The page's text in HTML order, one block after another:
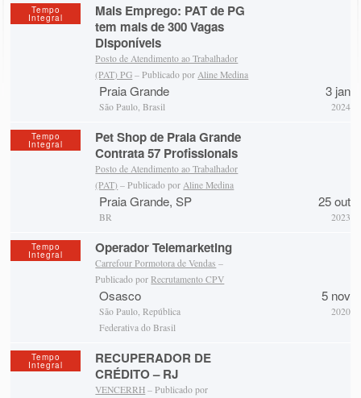
Tempo
Integral
Mais Emprego: PAT de PG
tem mais de 300 Vagas
Disponíveis
Posto de Atendimento ao Trabalhador
(PAT) PG – Publicado por Aline Medina
Praia Grande
São Paulo, Brasil
3 jan
2024
Tempo
Integral
Pet Shop de Praia Grande
Contrata 57 Profissionais
Posto de Atendimento ao Trabalhador
(PAT) – Publicado por Aline Medina
Praia Grande, SP
BR
25 out
2023
Tempo
Integral Operador Telemarketing
Carrefour Pormotora de Vendas –
Publicado porRecrutamento CPV
Osasco
São Paulo, República
Federativa do Brasil
5 nov
2020
Tempo
Integral
RECUPERADOR DE
CRÉDITO – RJ
VENCERRH – Publicado por